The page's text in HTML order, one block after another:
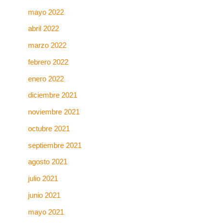
mayo 2022
abril 2022
marzo 2022
febrero 2022
enero 2022
diciembre 2021
noviembre 2021
octubre 2021
septiembre 2021
agosto 2021
julio 2021
junio 2021
mayo 2021